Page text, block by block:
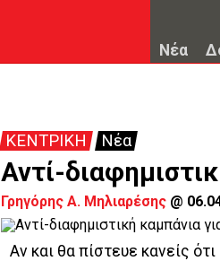
Νέα
ΚΕΝΤΡΙΚΗ Νέα
Αντί-
Γρηγόρης Α. Μηλιαρέσης @
Αν και θα πίστευε κανείς